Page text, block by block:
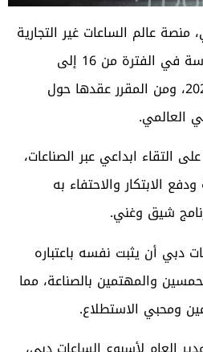
عالم الساعات غير التجارية
الرائدة، في نسختها السادسة في الفترة من 16 إلى
20تشرين الثاني/ نوفمبر 2023، ومن المقرر عقدها حول
العالمي.
التقاء ابداعي عبر الصناعات،
الابتكار والاحتفاء به
شيق وغني.
دبي أن يثبت نفسه باعتباره
والمهتمين بالصناعة، مما
ومحبي الاستطلاع.